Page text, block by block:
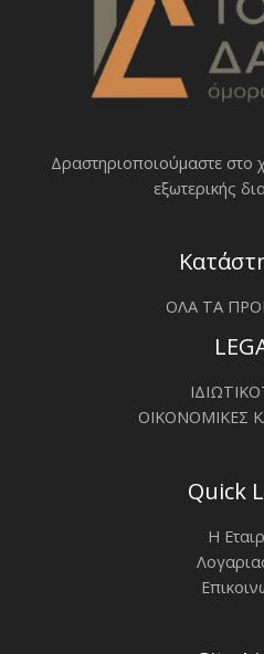
Δραστηριοποιoύμαστε στο
εξωτερικής
ΟΛΑ ΤΑ
ΟΙΚΟΝΟΜΙΚΕΣ
Quick
Η